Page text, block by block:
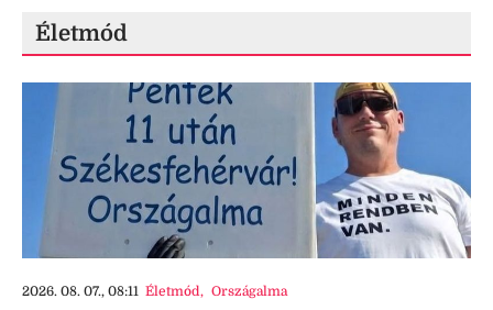
Életmód
2026. 08. 07., 08:11 Életmód, Országalma